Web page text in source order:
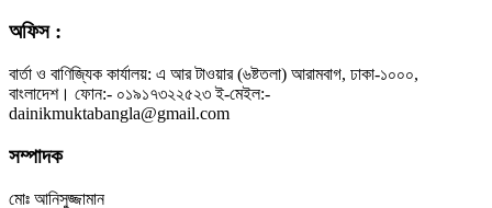
অফিস :
বার্তা ও বাণিজ্যিক কার্যালয়: এ আর টাওয়ার (৬ষ্টতলা) আরামবাগ, ঢাকা-১০০০,
বাংলাদেশ। ফোন:- ০১৯১৭৩২২৫২৩ ই-মেইল:-
dainikmuktabangla@gmail.com
সম্পাদক
মোঃ আনিসুজ্জামান